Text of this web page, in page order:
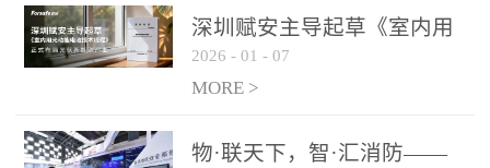
传统的火灾关测器无法被
及时缺发，不能及早发现
和有效扑救火火，这不仅
力和闲难，同时也将造成
深圳赋安主导起草《室内用
光动能电池技术规程》 正式
布局光伏新能源产业
2026 - 01 - 07
MORE >
物·联天下，智·汇消防——